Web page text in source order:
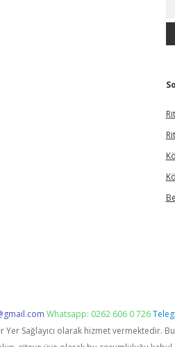
Whatsapp: 0262 606 0 726
Yer Sağlayıcı olarak hizmet